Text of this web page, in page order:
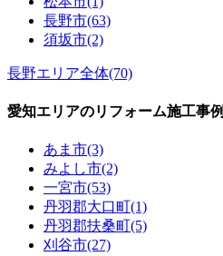
長野市(63)
須坂市(2)
長野エリア全体(70)
愛知エリアのリフォーム施工事例
あま市(3)
みよし市(2)
一宮市(53)
丹羽郡大口町(1)
丹羽郡扶桑町(5)
刈谷市(27)